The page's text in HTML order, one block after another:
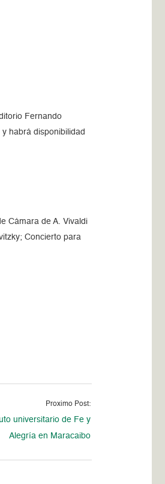
Fernando
habrá disponibilidad
Cámara de A. Vivaldi
Concierto para
Proximo Post:
universitario de Fe y
Alegría en Maracaibo